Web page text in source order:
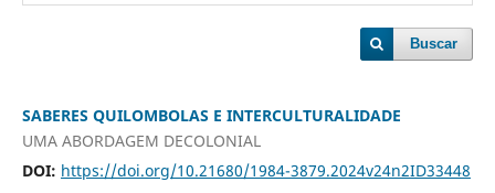
Buscar
SABERES QUILOMBOLAS E INTERCULTURALIDADE
UMA ABORDAGEM DECOLONIAL
DOI: https://doi.org/10.21680/1984-3879.2024v24n2ID33448